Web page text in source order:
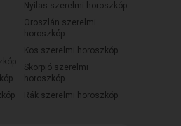
Nyilas szerelmi horoszkóp
Oroszlán szerelmi
horoszkóp
Kos szerelmi horoszkóp
Skorpió szerelmi
horoszkóp
Rák szerelmi horoszkóp